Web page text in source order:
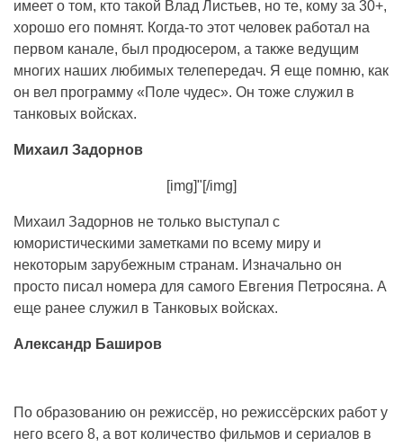
имеет о том, кто такой Влад Листьев, но те, кому за 30+,
хорошо его помнят. Когда-то этот человек работал на
первом канале, был продюсером, а также ведущим
многих наших любимых телепередач. Я еще помню, как
он вел программу «Поле чудес». Он тоже служил в
танковых войсках.
Михаил Задорнов
[img]"[/img]
Михаил Задорнов не только выступал с
юмористическими заметками по всему миру и
некоторым зарубежным странам. Изначально он
просто писал номера для самого Евгения Петросяна. А
еще ранее служил в Танковых войсках.
Александр Баширов
По образованию он режиссёр, но режиссёрских работ у
него всего 8, а вот количество фильмов и сериалов в